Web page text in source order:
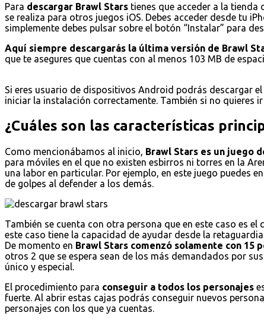
Para descargar Brawl Stars tienes que acceder a la tienda
se realiza para otros juegos iOS. Debes acceder desde tu
simplemente debes pulsar sobre el botón “Instalar” para
Aquí siempre descargarás la última versión de Brawl
que te asegures que cuentas con al menos 103 MB de
Si eres usuario de dispositivos Android podrás descargar el
iniciar la instalación correctamente. También si no quieres
¿Cuáles son las características
Como mencionábamos al inicio, Brawl Stars es un juego
para móviles en el que no existen esbirros ni torres en la
una labor en particular. Por ejemplo, en este juego puedes
de golpes al defender a los demás.
También se cuenta con otra persona que en este caso es
este caso tiene la capacidad de ayudar desde la
De momento en Brawl Stars comenzó solamente con 15
otros 2 que se espera sean de los más demandados por
único y especial.
El procedimiento para conseguir a todos los personajes
fuerte. Al abrir estas cajas podrás conseguir nuevos
personajes con los que ya cuentas.